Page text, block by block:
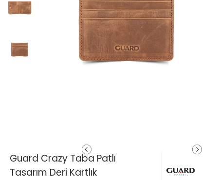
Guard Crazy Taba Patlı
Tasarım Deri Kartlık